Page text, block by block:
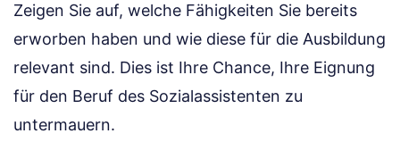
Zeigen Sie auf, welche Fähigkeiten Sie bereits
erworben haben und wie diese für die Ausbildung
relevant sind. Dies ist Ihre Chance, Ihre Eignung
für den Beruf des Sozialassistenten zu
untermauern.